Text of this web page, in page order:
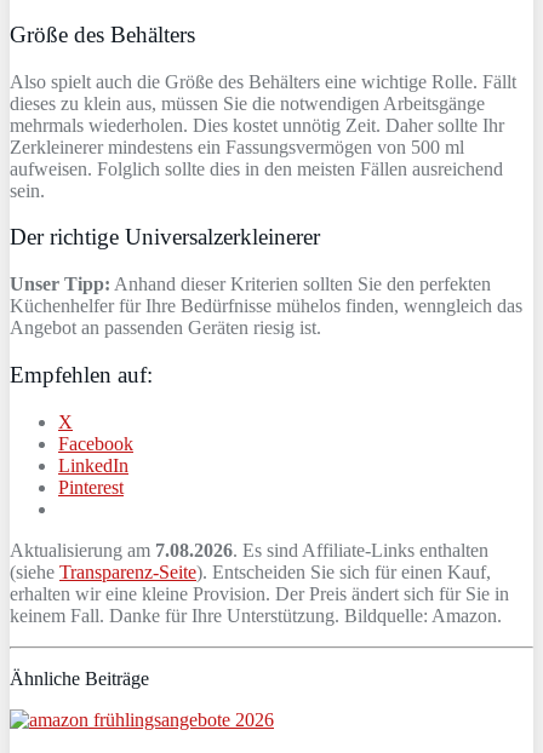
Größe des Behälters
Also spielt auch die Größe des Behälters eine wichtige Rolle. Fällt
dieses zu klein aus, müssen Sie die notwendigen Arbeitsgänge
mehrmals wiederholen. Dies kostet unnötig Zeit. Daher sollte Ihr
Zerkleinerer mindestens ein Fassungsvermögen von 500 ml
aufweisen. Folglich sollte dies in den meisten Fällen ausreichend
sein.
Der richtige Universalzerkleinerer
Unser Tipp: Anhand dieser Kriterien sollten Sie den perfekten
Küchenhelfer für Ihre Bedürfnisse mühelos finden, wenngleich das
Angebot an passenden Geräten riesig ist.
Empfehlen auf:
X
Facebook
LinkedIn
Pinterest
Aktualisierung am 7.08.2026. Es sind Affiliate-Links enthalten
(siehe Transparenz-Seite). Entscheiden Sie sich für einen Kauf,
erhalten wir eine kleine Provision. Der Preis ändert sich für Sie in
keinem Fall. Danke für Ihre Unterstützung. Bildquelle: Amazon.
Ähnliche Beiträge